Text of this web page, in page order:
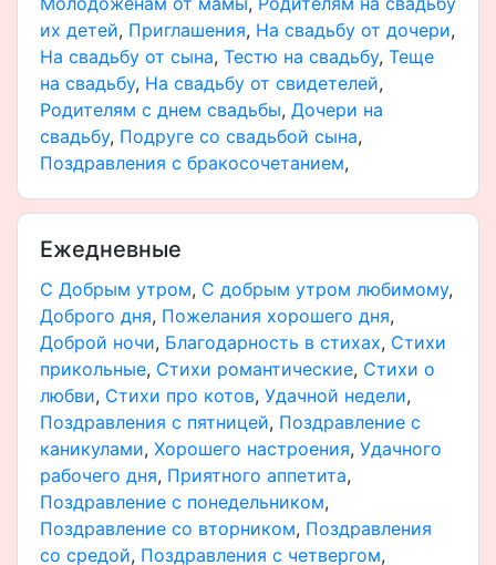
их детей, Приглашения, На свадьбу от дочери,
На свадьбу от сына, Тестю на свадьбу, Теще
на свадьбу, На свадьбу от свидетелей,
Родителям с днем свадьбы, Дочери на
свадьбу, Подруге со свадьбой сына,
Поздравления с бракосочетанием,
Ежедневные
С Добрым утром, C добрым утром любимому,
Доброго дня, Пожелания хорошего дня,
Доброй ночи, Благодарность в стихах, Стихи
прикольные, Стихи романтические, Стихи о
любви, Стихи про котов, Удачной недели,
Поздравления с пятницей, Поздравление с
каникулами, Хорошего настроения, Удачного
рабочего дня, Приятного аппетита,
Поздравление с понедельником,
Поздравление со вторником, Поздравления
со средой, Поздравления с четвергом,